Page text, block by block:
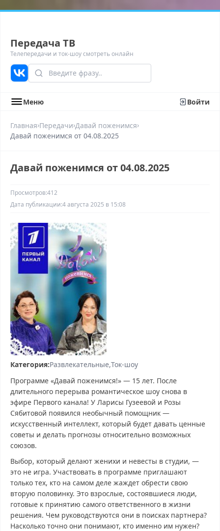
Передача ТВ
Телепередачи и ток-шоу смотреть онлайн
Меню Войти
Главная›Передачи›Давай поженимся›
Давай поженимся от 04.08.2025
Давай поженимся от 04.08.2025
Просмотров:412
Дата публикации:4 августа 2025 в 15:08
Категория:Развлекательные Ток-шоу
Программе «Давай поженимся!» — 15 лет. После
длительного перерыва романтическое шоу снова в
эфире Первого канала! У Ларисы Гузеевой и Розы
Сябитовой появился необычный помощник —
искусственный интеллект, который будет давать ценные
советы и делать прогнозы относительно возможных
союзов.
Выбор, который делают женихи и невесты в студии, —
это не игра. Участвовать в программе приглашают
только тех, кто на самом деле жаждет обрести свою
вторую половинку. Это взрослые, состоявшиеся люди,
готовые к принятию самого ответственного в жизни
решения. Чем руководствуются они в поисках партнера?
Насколько точно они понимают, кто именно им нужен?